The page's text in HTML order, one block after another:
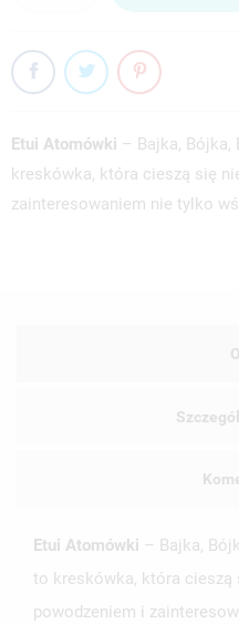
Etui Atomówki – Bajka,
kreskówka, która cieszą się
zainteresowaniem nie tylko
Etui Atomówki – Bajka,
to kreskówka, która cieszą
powodzeniem i